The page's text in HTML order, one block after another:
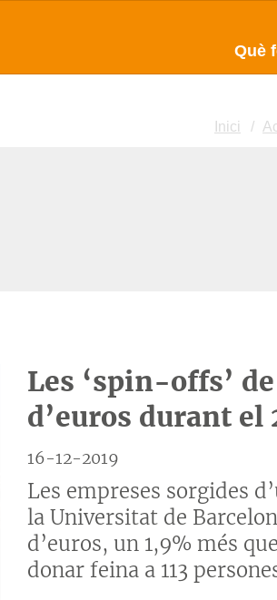
Què
Inici
Les ‘spin-offs’
d’euros durant el
16-12-2019
Les empreses sorgides
la Universitat de
d’euros, un 1,9% més
donar feina a 113